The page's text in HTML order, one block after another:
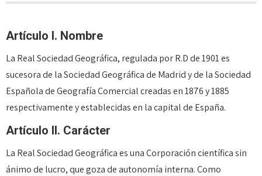
Artículo I. Nombre
La Real Sociedad Geográfica, regulada por R.D de 1901 es
sucesora de la Sociedad Geográfica de Madrid y de la Sociedad
Española de Geografía Comercial creadas en 1876 y 1885
respectivamente y establecidas en la capital de España.
Artículo II. Carácter
La Real Sociedad Geográfica es una Corporación científica sin
ánimo de lucro, que goza de autonomía interna. Como